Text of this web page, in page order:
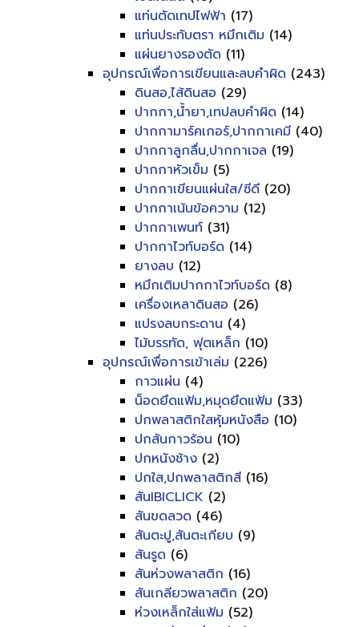
แท่นตัดเทปไฟฟ้า (17)
แท่นประทับตรา หมึกเติม (14)
แผ่นยางรองตัด (11)
อุปกรณ์เพื่อการเขียนและลบคำผิด (243)
ดินสอ,ไส้ดินสอ (29)
ปากกา,น้ำยา,เทปลบคำผิด (14)
ปากกามาร์คเกอร์,ปากกาเคมี (40)
ปากกาลูกลื่น,ปากกาเจล (19)
ปากกาหัวเข็ม (5)
ปากกาเขียนแผ่นใส/ซีดี (20)
ปากกาเน้นข้อความ (12)
ปากกาเพนท์ (31)
ปากกาไวท์บอร์ด (14)
ยางลบ (12)
หมึกเติมปากกาไวท์บอร์ด (8)
เครื่องเหลาดินสอ (26)
แปรงลบกระดาน (4)
ไม้บรรทัด, ฟุตเหล็ก (10)
อุปกรณ์เพื่อการเข้าเล่ม (226)
กาวแผ่น (4)
น็อดยึดแฟ้ม,หมุดยึดแฟ้ม (33)
ปกพลาสติกใสหุ้มหนังสือ (10)
ปกสันกาวร้อน (10)
ปกหนังช้าง (2)
ปกใส,ปกพลาสติกสี (16)
สันIBICLICK (2)
สันขดลวด (46)
สันตะปู,สันตะเกียบ (9)
สันรูด (6)
สันห่วงพลาสติก (16)
สันเกลียวพลาสติก (20)
ห่วงเหล็กใส่แฟ้ม (52)